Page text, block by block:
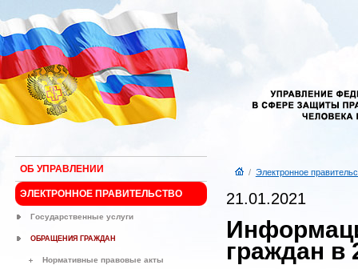
ОБ УПРАВЛЕНИИ
ЭЛЕКТРОННОЕ ПРАВИТЕЛЬСТВО
Государственные услуги
ОБРАЩЕНИЯ ГРАЖДАН
Нормативные правовые акты
/ Электронное
21.01.2021
граждан в